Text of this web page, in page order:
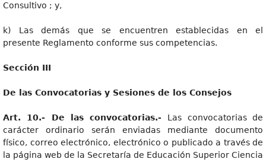
Consultivo ; y,
k) Las demás que se encuentren establecidas en el
presente Reglamento conforme sus competencias.
Sección III
De las Convocatorias y Sesiones de los Consejos
Art. 10.- De las convocatorias.- Las convocatorias de
carácter ordinario serán enviadas mediante documento
físico, correo electrónico, electrónico o publicado a través de
la página web de la Secretaría de Educación Superior Ciencia